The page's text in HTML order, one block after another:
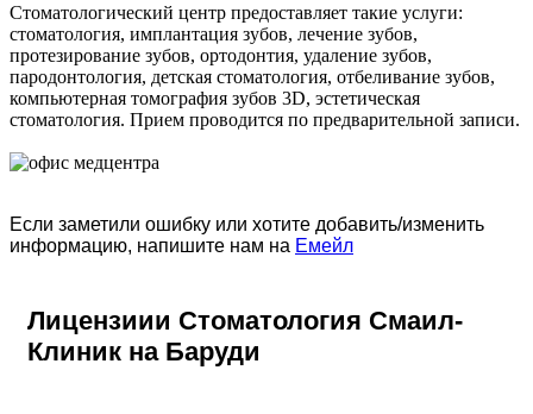
Стоматологический центр предоставляет такие услуги:
стоматология, имплантация зубов, лечение зубов,
протезирование зубов, ортодонтия, удаление зубов,
пародонтология, детская стоматология, отбеливание зубов,
компьютерная томография зубов 3D, эстетическая
стоматология. Прием проводится по предварительной записи.
Если заметили ошибку или хотите добавить/изменить
информацию, напишите нам на Емейл
Лицензиии Стоматология Смаил-
Клиник на Баруди